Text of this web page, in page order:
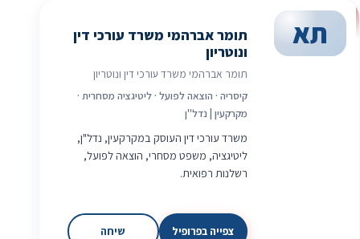
תא
תומר אברהמי משרד עורכי דין
ונוטריון
תומר אברהמי משרד עורכי דין ונוטריון
קיסריה · הוצאה לפועל · ליטיגציה מסחרית ·
מקרקעין | נדל"ן
משרד עורכי דין העוסק במקרקעין, נדל"ן,
ליטיגציה, משפט מסחרי, הוצאה לפועל,
רשלנות רפואית.
צפייה בפרופיל שיחה